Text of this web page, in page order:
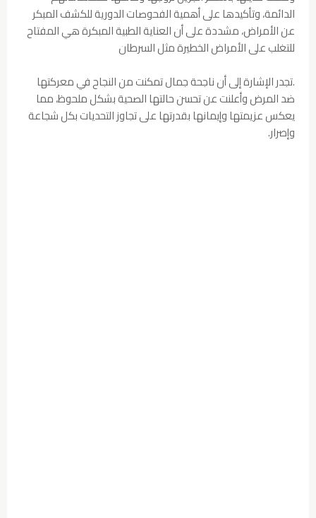
الدائمة، وتأكيدها على أهمية الفحوصات الدورية للكشف المبكر
عن الأمراض، مشددة على أن العناية الطبية المبكرة هي المفتاح
للتغلب على الأمراض الخطيرة مثل السرطان
.تجدر الإشارة إلى أن ناجحة جمال تمكنت من النجاح في معركتها
ضد المرض وأعلنت عن تحسن حالتها الصحية بشكل ملحوظ، مما
يعكس عزيمتها وإيمانها بقدرتها على تجاوز التحديات بكل شجاعة
وإصرار.